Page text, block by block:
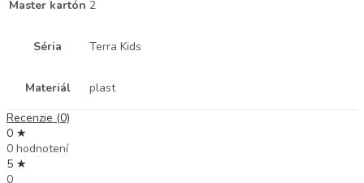
Master kartón 2
Séria Terra Kids
Materiál
plast
Recenzie (0)
0 ★
0 hodnotení
5 ★
0